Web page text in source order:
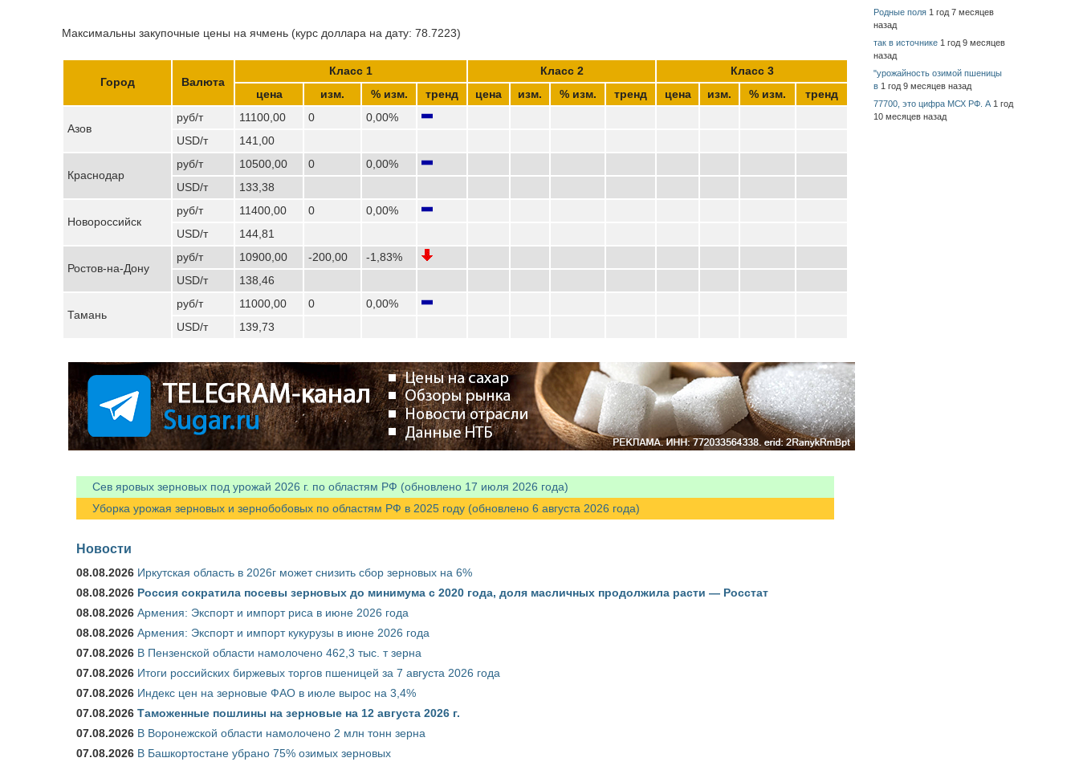
Максимальны закупочные цены на ячмень (курс доллара на дату: 78.7223)
Город Валюта
Класс 1 Класс 2
Класс 3
цена
изм. % изм. тренд цена изм. % изм. тренд цена изм. % изм. тренд
Азов
руб/т 11100,00 0
0,00%
USD/т
141,00
Краснодар
руб/т 10500,00 0
0,00%
USD/т
133,38
Новороссийск
руб/т 11400,00 0
0,00%
USD/т
144,81
Ростов-на-Дону
руб/т 10900,00 -200,00
-1,83%
USD/т
138,46
Тамань
руб/т 11000,00 0
0,00%
USD/т
139,73
Сев яровых зерновых под урожай 2026 г. по областям РФ (обновлено 17 июля 2026 года)
Уборка урожая зерновых и зернобобовых по областям РФ в 2025 году (обновлено 6 августа 2026 года)
Новости
08.08.2026 Иркутская область в 2026г может снизить сбор зерновых на 6%
08.08.2026 Россия сократила посевы зерновых до минимума с 2020 года, доля масличных продолжила расти — Росстат
08.08.2026 Армения: Экспорт и импорт риса в июне 2026 года
08.08.2026 Армения: Экспорт и импорт кукурузы в июне 2026 года
07.08.2026 В Пензенской области намолочено 462,3 тыс. т зерна
07.08.2026 Итоги российских биржевых торгов пшеницей за 7 августа 2026 года
07.08.2026 Индекс цен на зерновые ФАО в июле вырос на 3,4%
07.08.2026 Таможенные пошлины на зерновые на 12 августа 2026 г.
07.08.2026 В Воронежской области намолочено 2 млн тонн зерна
07.08.2026 В Башкортостане убрано 75% озимых зерновых
Родные поля 1 год 7 месяцев
назад
так в источнике 1 год 9 месяцев
назад
"урожайность озимой пшеницы
в 1 год 9 месяцев назад
77700, это цифра МСХ РФ. А 1 год
10 месяцев назад